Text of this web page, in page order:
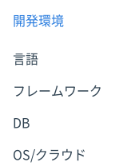
開発環境
言語
フレームワーク
DB
OS/クラウド